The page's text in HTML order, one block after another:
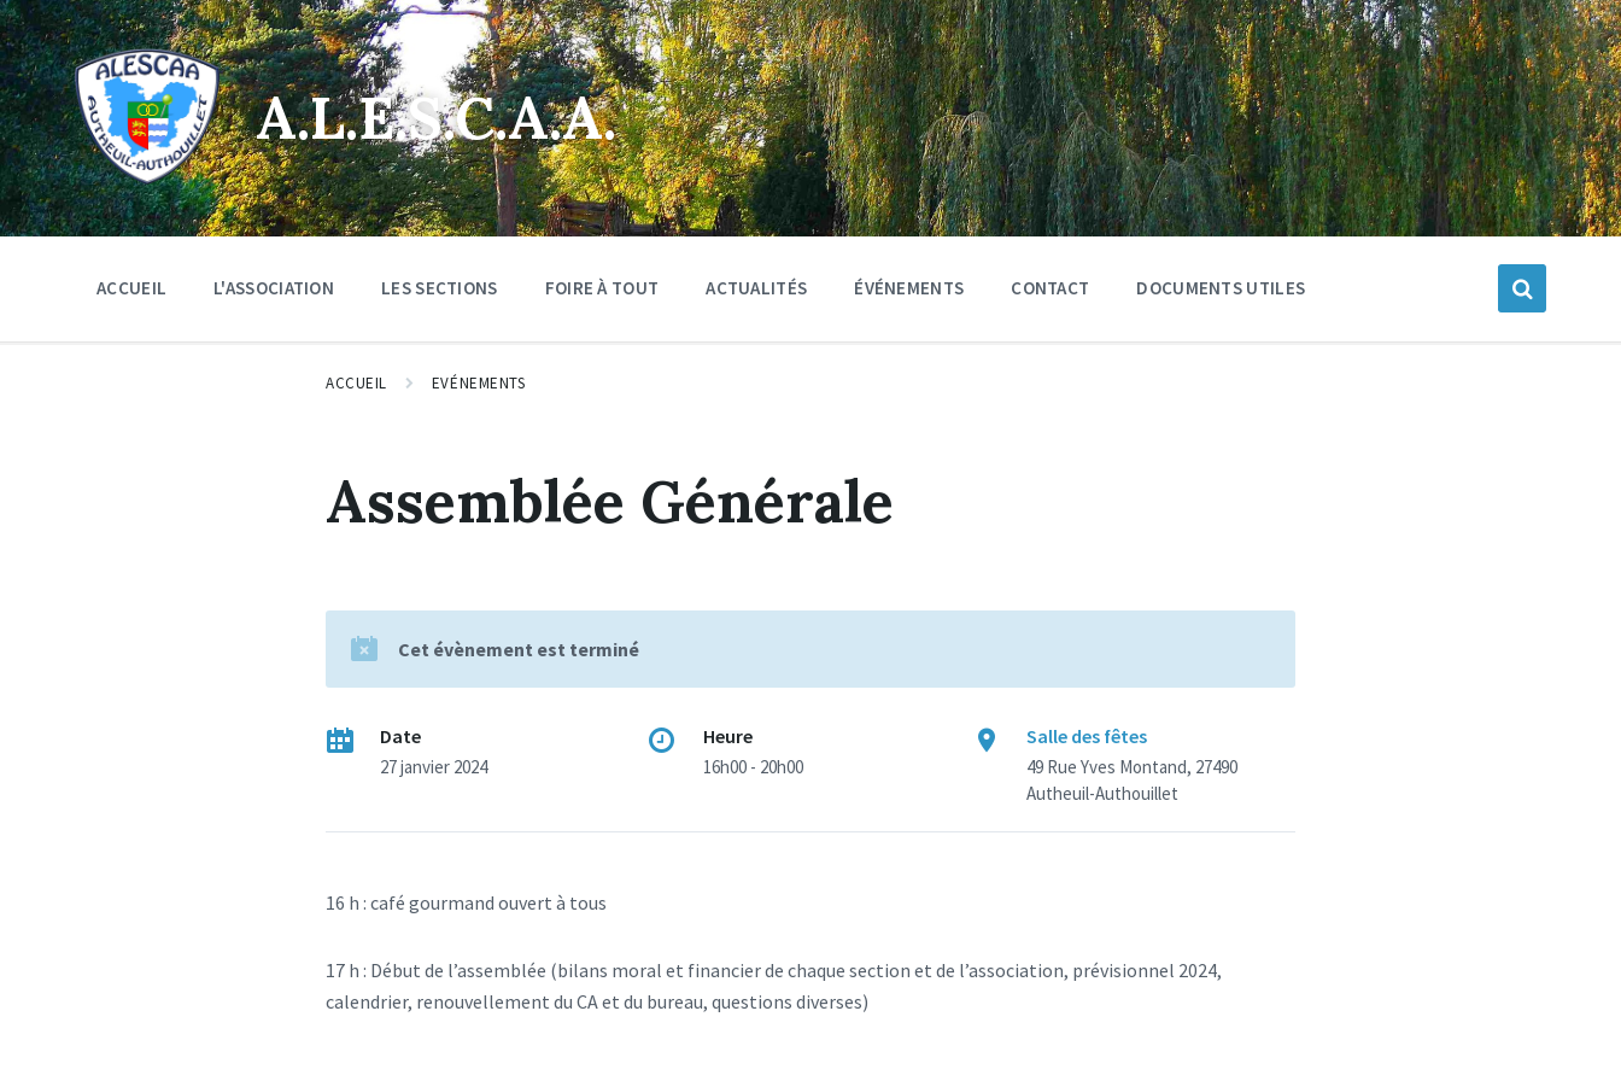
Skip
to
content
Skip
to
main
navigation
Skip
to
footer
A.L.E.S.C.A.A.
ACCUEIL L'ASSOCIATION LES SECTIONS FOIRE À TOUT ACTUALITÉS ÉVÉNEMENTS CONTACT DOCUMENTS UTILES
ACCUEIL EVÉNEMENTS
Assemblée Générale
Cet évènement est terminé
Date
27 janvier 2024
Heure
16h00 - 20h00
Salle des fêtes
49 Rue Yves Montand, 27490
Autheuil-Authouillet
16 h : café gourmand ouvert à tous
17 h : Début de l’assemblée (bilans moral et financier de chaque section et de l’association, prévisionnel 2024,
calendrier, renouvellement du CA et du bureau, questions diverses)